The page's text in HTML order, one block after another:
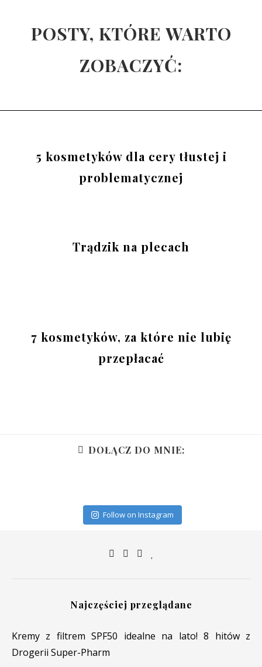
POSTY, KTÓRE WARTO
ZOBACZYĆ:
5 kosmetyków dla cery tłustej i
problematycznej
Trądzik na plecach
7 kosmetyków, za które nie lubię
przepłacać
DOŁĄCZ DO MNIE:
Follow on Instagram
Najczęściej przeglądane
Kremy z filtrem SPF50 idealne na lato! 8 hitów z
Drogerii Super-Pharm